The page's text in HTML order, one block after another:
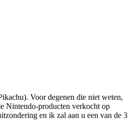
Voor degenen die niet weten,
Nintendo-producten verkocht op
en ik zal aan u een van de 3